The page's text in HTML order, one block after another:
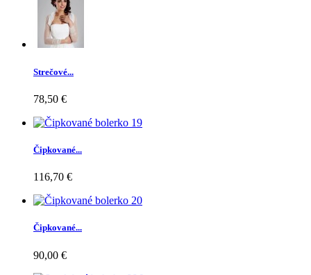
Strečové...
78,50 €
Čipkované...
116,70 €
Čipkované...
90,00 €